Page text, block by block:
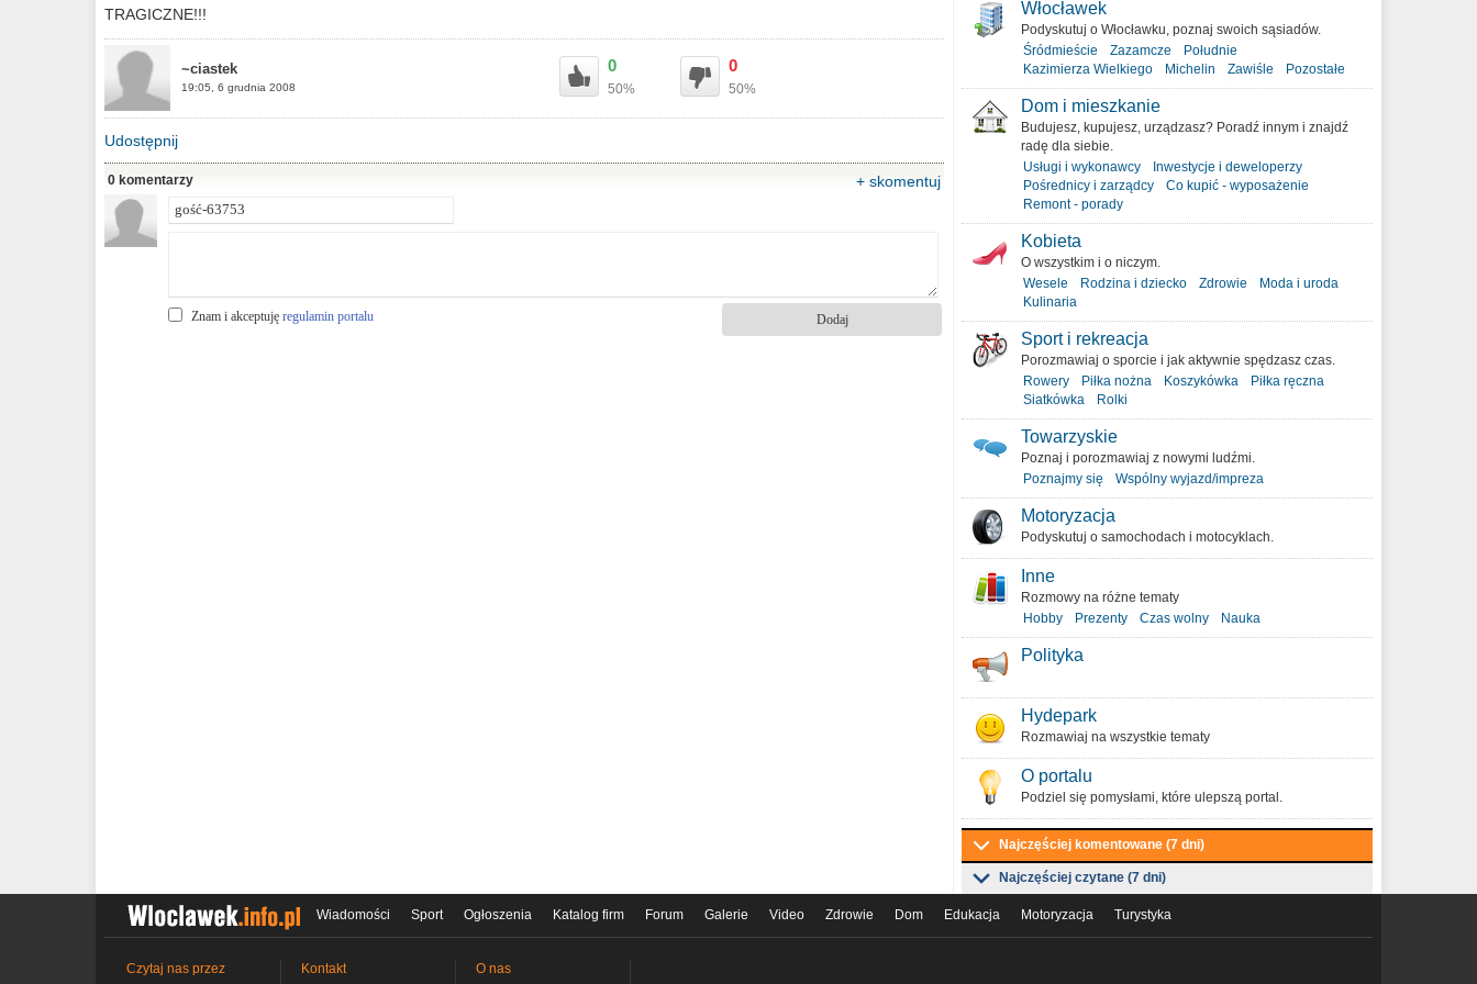
TRAGICZNE!!!
~ciastek
19:05, 6 grudnia 2008
0
50%
0
50%
Udostępnij
0 komentarzy + skomentuj
Znam i akceptuję regulamin portalu
Włocławek
Podyskutuj o Włocławku, poznaj swoich sąsiadów.
Śródmieście
Zazamcze
Południe
Kazimierza Wielkiego
Michelin Zawiśle Pozostałe
Dom i mieszkanie
Budujesz, kupujesz, urządzasz? Poradź innym i znajdź
radę dla siebie.
Usługi i wykonawcy
Inwestycje i deweloperzy
Pośrednicy i zarządcy
Co kupić - wyposażenie
Remont - porady
Kobieta
O wszystkim i o niczym.
Wesele
Rodzina i dziecko Zdrowie
Moda i uroda
Kulinaria
Sport i rekreacja
Porozmawiaj o sporcie i jak aktywnie spędzasz czas.
Rowery
Piłka nożna Koszykówka
Piłka ręczna
Siatkówka
Rolki
Towarzyskie
Poznaj i porozmawiaj z nowymi ludźmi.
Poznajmy się
Wspólny wyjazd/impreza
Motoryzacja
Podyskutuj o samochodach i motocyklach.
Inne
Rozmowy na różne tematy
Hobby
Prezenty Czas wolny Nauka
Polityka
Hydepark
Rozmawiaj na wszystkie tematy
O portalu
Podziel się pomysłami, które ulepszą portal.
Najczęściej komentowane (7 dni)
Najczęściej czytane (7 dni)
Wiadomości Sport Ogłoszenia Katalog firm Forum Galerie Video Zdrowie Dom Edukacja Motoryzacja Turystyka
Czytaj nas przez Kontakt O nas